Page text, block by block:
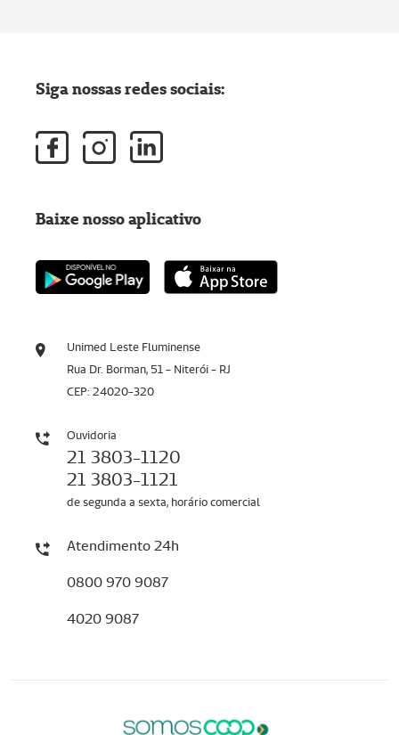
Unimed Leste Fluminense
Rua Dr. Borman, 51 - Niterói - RJ
CEP: 24020-320
Ouvidoria
21 3803-1120
21 3803-1121
de segunda a sexta, horário comercial
Atendimento 24h
0800 970 9087
4020 9087
Siga nossas redes sociais:
Baixe nosso aplicativo